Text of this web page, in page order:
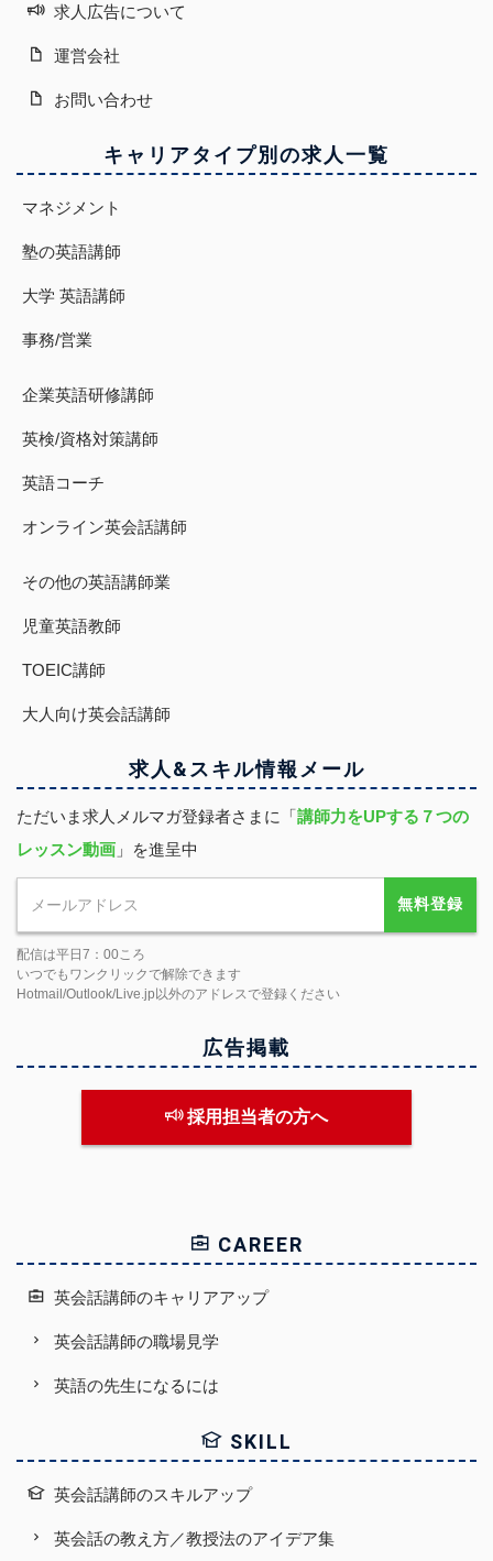
求人広告について
運営会社
お問い合わせ
キャリアタイプ別の求人一覧
マネジメント
塾の英語講師
大学 英語講師
事務/営業
企業英語研修講師
英検/資格対策講師
英語コーチ
オンライン英会話講師
その他の英語講師業
児童英語教師
TOEIC講師
大人向け英会話講師
求人&スキル情報 メール
ただいま求人メルマガ登録者さまに「講師力をUPする７つの
レッスン動画 」を進呈中
無料登録
配信は平日7：00ころ
いつでもワンクリックで解除できます
Hotmail/Outlook/Live.jp以外のアドレスで登録ください
広告掲載
採用担当者の方へ
CAREER
英会話講師のキャリアアップ
英会話講師の職場見学
英語の先生になるには
SKILL
英会話講師のスキルアップ
英会話の教え方／教授法のアイデア集